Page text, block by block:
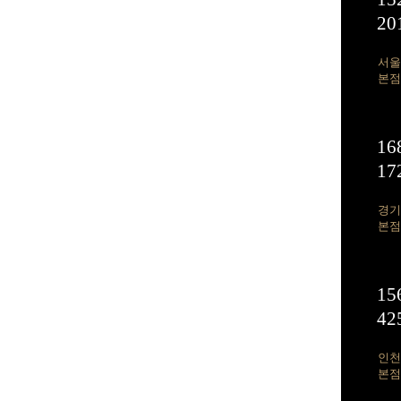
서울
본점
경기
본점
인천
본점